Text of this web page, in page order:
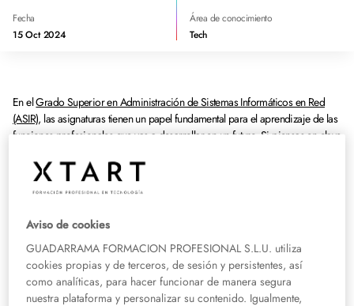
Fecha
15 Oct 2024
Área de conocimiento
Tech
En elGrado Superior en Administración de Sistemas Informáticos en Red
(ASIR), las asignaturas tienen un papel fundamental para el aprendizaje de las
funciones profesionales que vas a desarrollar en un futuro. Si piensas en clave
área que está demandando profesionales cualificados, este ciclo formativo
puede ayudarte a cumplir tu sueño.
Sistemas y aplicaciones
informáticas: asignaturas de ASIR
La Administración de Sistemas Informáticos en Red presenta una gran
Aviso de cookies
GUADARRAMA FORMACION PROFESIONAL S.L.U. utiliza
cookies propias y de terceros, de sesión y persistentes, así
como analíticas, para hacer funcionar de manera segura
nuestra plataforma y personalizar su contenido. Igualmente,